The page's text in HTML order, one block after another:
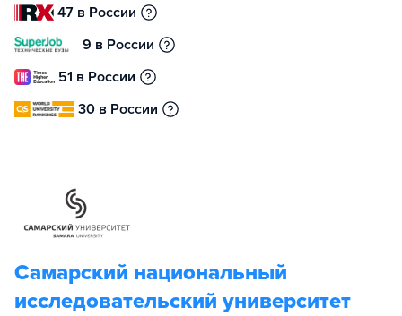
47 в России
9 в России
51 в России
30 в России
Самарский национальный
исследовательский университет